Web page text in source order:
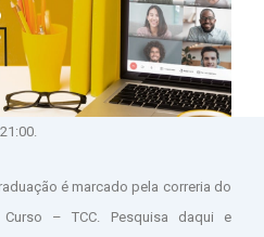
é marcado pela correria do
– TCC. Pesquisa daqui e